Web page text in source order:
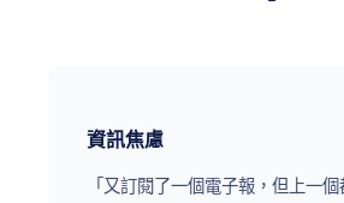
資訊焦慮
「又訂閱了一個電子報，但上一個